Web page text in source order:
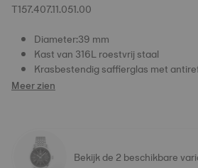
T157.407.11.051.00
Diameter:39 mm
Kast van 316L roestvrij staal
Krasbestendig saffierglas met
Meer zien
Bekijk de 2 beschikbare